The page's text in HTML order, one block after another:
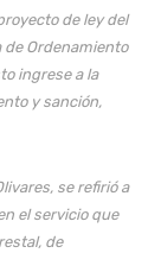
de ley del
de Ordenamiento
ingrese a la
y sanción,
se refirió a
el servicio que
de